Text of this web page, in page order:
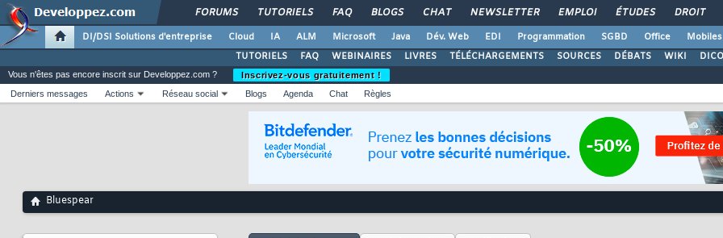
FORUMS TUTORIELS FAQ BLOGS CHAT NEWSLETTER EMPLOI ÉTUDES DROIT
DI/DSI Solutions d'entreprise Cloud IA ALM Microsoft Java Dév. Web EDI Programmation SGBD Office Mobiles
TUTORIELS
FAQ WEBINAIRES LIVRES TÉLÉCHARGEMENTS SOURCES DÉBATS WIKI DICO
Vous n'êtes pas encore inscrit sur Developpez.com ?
Inscrivez-vous gratuitement !
Derniers messages
Actions Réseau social Blogs Agenda Chat Règles
Bluespear